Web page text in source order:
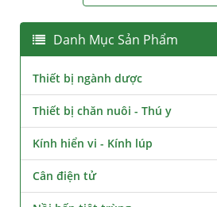
Danh Mục Sản Phẩm
Thiết bị ngành dược
Thiết bị chăn nuôi - Thú y
Kính hiển vi - Kính lúp
Cân điện tử